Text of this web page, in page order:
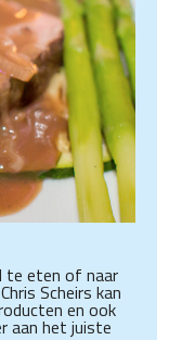
te eten of naar
Scheirs kan
en ook
aan het juiste